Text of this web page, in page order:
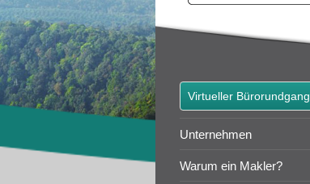
Virtueller Bürorundgang
Unternehmen
Warum ein Makler?